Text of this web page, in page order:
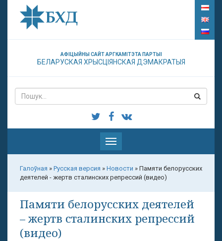
АФІЦЫЙНЫ САЙТ АРГКАМІТЭТА ПАРТЫІ
БЕЛАРУСКАЯ ХРЫСЦІЯНСКАЯ ДЭМАКРАТЫЯ
Паказаць
меню
Галоўная » Русская версия » Новости » Памяти белорусских
деятелей - жертв сталинских репрессий (видео)
Памяти белорусских деятелей
– жертв сталинских репрессий
(видео)